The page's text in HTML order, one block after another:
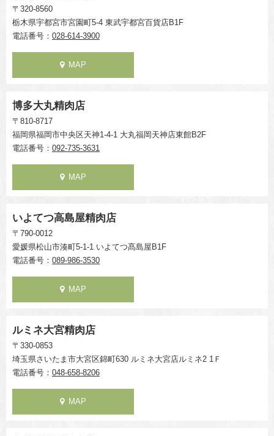
〒320-8560
栃木県宇都宮市宮園町5-4 東武宇都宮百貨店B1F
電話番号： 028-614-3900
MAP
博多大丸精肉店
〒810-8717
福岡県福岡市中央区天神1-4-1 大丸福岡天神店東館B2F
電話番号： 092-735-3631
MAP
いよてつ高島屋精肉店
〒790-0012
愛媛県松山市湊町5-1-1 いよてつ髙島屋B1F
電話番号： 089-986-3530
MAP
ルミネ大宮精肉店
〒330-0853
埼玉県さいたま市大宮区錦町630 ルミネ大宮店ルミネ2 1Ｆ
電話番号： 048-658-8206
MAP